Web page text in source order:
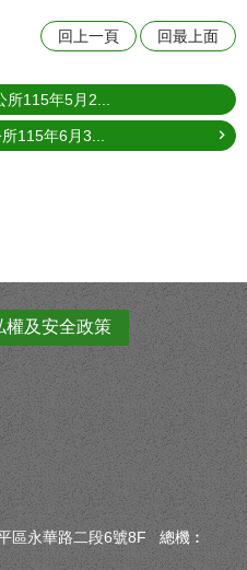
回上一頁 回最上面
所115年5月2...
115年6月3...
權及安全政策
區永華路二段6號8F 總機︰